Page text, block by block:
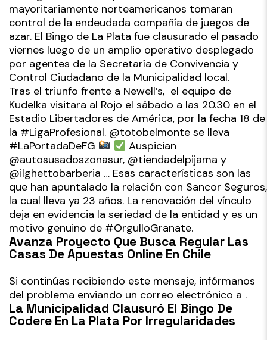
mayoritariamente norteamericanos tomaran
control de la endeudada compañía de juegos de
azar. El Bingo de La Plata fue clausurado el pasado
viernes luego de un amplio operativo desplegado
por agentes de la Secretaría de Convivencia y
Control Ciudadano de la Municipalidad local.
Tras el triunfo frente a Newell’s, el equipo de
Kudelka visitara al Rojo el sábado a las 20.30 en el
Estadio Libertadores de América, por la fecha 18 de
la #LigaProfesional. @totobelmonte se lleva
#LaPortadaDeFG
Auspician
@autosusadoszonasur, @tiendadelpijama y
@ilghettobarberia … Esas características son las
que han apuntalado la relación con Sancor Seguros,
la cual lleva ya 23 años. La renovación del vínculo
deja en evidencia la seriedad de la entidad y es un
motivo genuino de #OrgulloGranate.
Avanza Proyecto Que Busca Regular Las
Casas De Apuestas Online En Chile
Si continúas recibiendo este mensaje, infórmanos
del problema enviando un correo electrónico a .
La Municipalidad Clausuró El Bingo De
Codere En La Plata Por Irregularidades